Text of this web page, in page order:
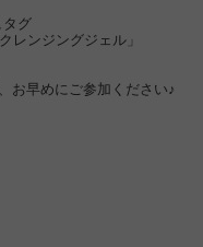
タグ
レンジングジェル」
お早めにご参加ください♪